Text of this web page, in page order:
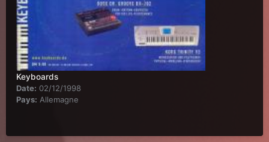
Keyboards
Date: 02/12/1998
Pays: Allemagne